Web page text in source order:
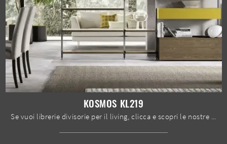
KOSMOS KL219
Se vuoi librerie divisorie per il living, clicca e scopri le nostre soluzioni moderne: il modello Kosmos KL219 Moretti Compact Giorno Notte ti ...